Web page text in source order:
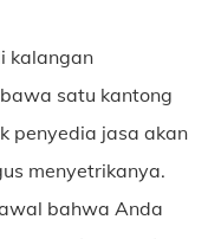
kalangan
satu kantong
penyedia jasa akan
menyetrikanya.
bahwa Anda